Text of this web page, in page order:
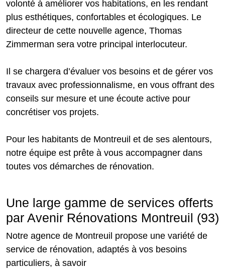
volonté à améliorer vos habitations, en les rendant
plus esthétiques, confortables et écologiques. Le
directeur de cette nouvelle agence, Thomas
Zimmerman sera votre principal interlocuteur.
Il se chargera d’évaluer vos besoins et de gérer vos
travaux avec professionnalisme, en vous offrant des
conseils sur mesure et une écoute active pour
concrétiser vos projets.
Pour les habitants de Montreuil et de ses alentours,
notre équipe est prête à vous accompagner dans
toutes vos démarches de rénovation.
Une large gamme de services offerts
par Avenir Rénovations Montreuil (93)
Notre agence de Montreuil propose une variété de
service de rénovation, adaptés à vos besoins
particuliers, à savoir